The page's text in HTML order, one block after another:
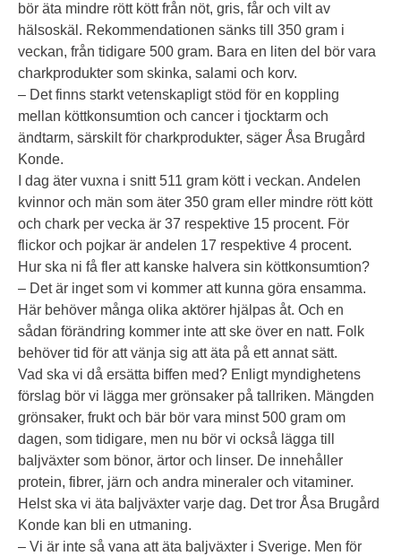
bör äta mindre rött kött från nöt, gris, får och vilt av
hälsoskäl. Rekommendationen sänks till 350 gram i
veckan, från tidigare 500 gram. Bara en liten del bör vara
charkprodukter som skinka, salami och korv.
– Det finns starkt vetenskapligt stöd för en koppling
mellan köttkonsumtion och cancer i tjocktarm och
ändtarm, särskilt för chark­produkter, säger Åsa Brugård
Konde.
I dag äter vuxna i snitt 511 gram kött i veckan. Andelen
kvinnor och män som äter 350 gram eller mindre rött kött
och chark per vecka är 37 respektive 15 procent. För
flickor och pojkar är andelen 17 respektive 4 procent.
Hur ska ni få fler att kanske halvera sin köttkonsumtion?
– Det är inget som vi kommer att kunna göra ensamma.
Här behöver många olika aktörer hjälpas åt. Och en
sådan förändring kommer inte att ske över en natt. Folk
behöver tid för att vänja sig att äta på ett annat sätt.
Vad ska vi då ersätta biffen med? Enligt myndighetens
förslag bör vi lägga mer grönsaker på tallriken. Mängden
grönsaker, frukt och bär bör vara minst 500 gram om
dagen, som tidigare, men nu bör vi också lägga till
baljväxter som bönor, ärtor och linser. De innehåller
protein, fibrer, järn och andra mineraler och vitaminer.
Helst ska vi äta baljväxter varje dag. Det tror Åsa Brugård
Konde kan bli en utmaning.
– Vi är inte så vana att äta baljväxter i Sverige. Men för